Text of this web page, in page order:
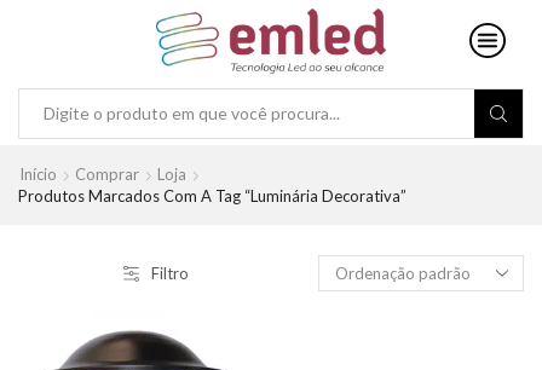
Search
Início Comprar
Loja
Produtos Marcados Com A Tag “luminária Decorativa”
Filtro